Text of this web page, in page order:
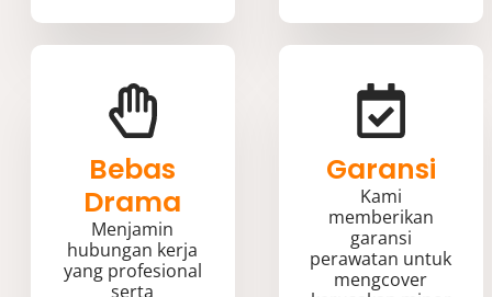
Bebas
Drama
Menjamin
hubungan kerja
yang profesional
serta
Garansi
Kami
memberikan
garansi
perawatan untuk
mengcover